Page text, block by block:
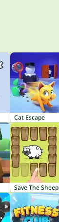
Cat Escape
Save The Sheep